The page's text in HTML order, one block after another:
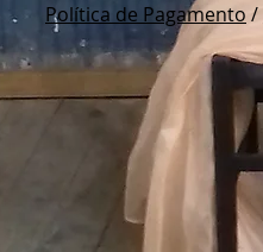
Política de Pagamento /